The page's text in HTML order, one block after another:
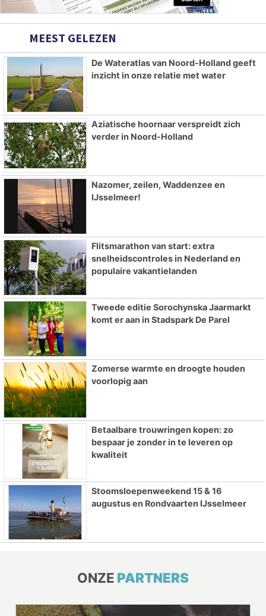
MEEST GELEZEN
De Wateratlas van Noord-Holland geeft
inzicht in onze relatie met water
Aziatische hoornaar verspreidt zich
verder in Noord-Holland
Nazomer, zeilen, Waddenzee en
IJsselmeer!
Flitsmarathon van start: extra
snelheidscontroles in Nederland en
populaire vakantielanden
Tweede editie Sorochynska Jaarmarkt
komt er aan in Stadspark De Parel
Zomerse warmte en droogte houden
voorlopig aan
Betaalbare trouwringen kopen: zo
bespaar je zonder in te leveren op
kwaliteit
Stoomsloepenweekend 15 & 16
augustus en Rondvaarten IJsselmeer
ONZE PARTNERS